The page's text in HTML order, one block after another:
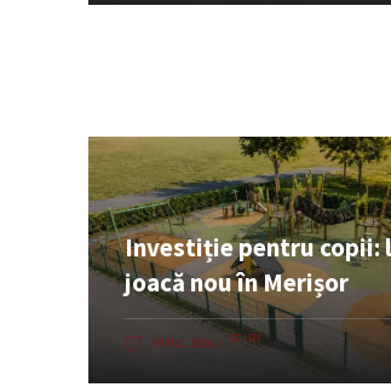
Investiție pentru copii:
joacă nou în Merișor
09 IUL. 2026 ȘTIRI